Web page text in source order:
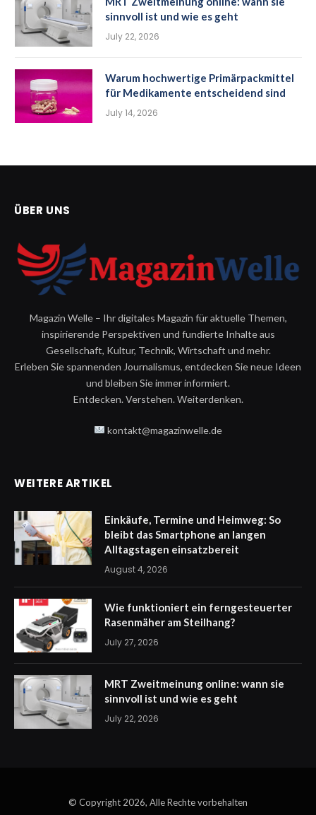
sinnvoll ist und wie es geht
July 22, 2026
Warum hochwertige Primärpackmittel
für Medikamente entscheidend sind
July 14, 2026
ÜBER UNS
Magazin Welle – Ihr digitales Magazin für aktuelle Themen,
inspirierende Perspektiven und fundierte Inhalte aus
Gesellschaft, Kultur, Technik, Wirtschaft und mehr.
Erleben Sie spannenden Journalismus, entdecken Sie neue Ideen
und bleiben Sie immer informiert.
Entdecken. Verstehen. Weiterdenken.
kontakt@magazinwelle.de
WEITERE ARTIKEL
Einkäufe, Termine und Heimweg: So
bleibt das Smartphone an langen
Alltagstagen einsatzbereit
August 4, 2026
Wie funktioniert ein ferngesteuerter
Rasenmäher am Steilhang?
July 27, 2026
MRT Zweitmeinung online: wann sie
sinnvoll ist und wie es geht
July 22, 2026
© Copyright 2026, Alle Rechte vorbehalten